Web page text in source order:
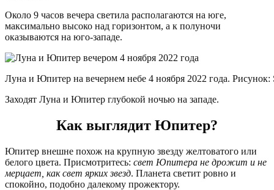
Около 9 часов вечера светила располагаются на юге,
максимально высоко над горизонтом, а к полуночи
оказываются на юго-западе.
Луна и Юпитер на вечернем небе 4 ноября 2022 года. Рисунок:
Заходят Луна и Юпитер глубокой ночью на западе.
Как выглядит Юпитер?
Юпитер внешне похож на крупную звезду желтоватого или
белого цвета. Присмотритесь: свет Юпитера не дрожит и не
мерцает, как свет ярких звезд. Планета светит ровно и
спокойно, подобно далекому прожектору.